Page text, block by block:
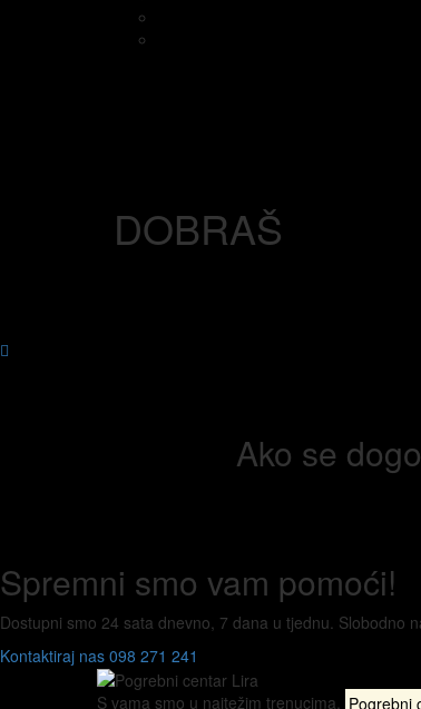
DOBRAŠ
Ako se
Spremni smo vam pomoći!
Dostupni smo 24 sata dnevno, 7 dana u tjednu. Slobodno
Kontaktiraj nas 098 271 241
S vama smo u najtežim trenucima. Pogrebni